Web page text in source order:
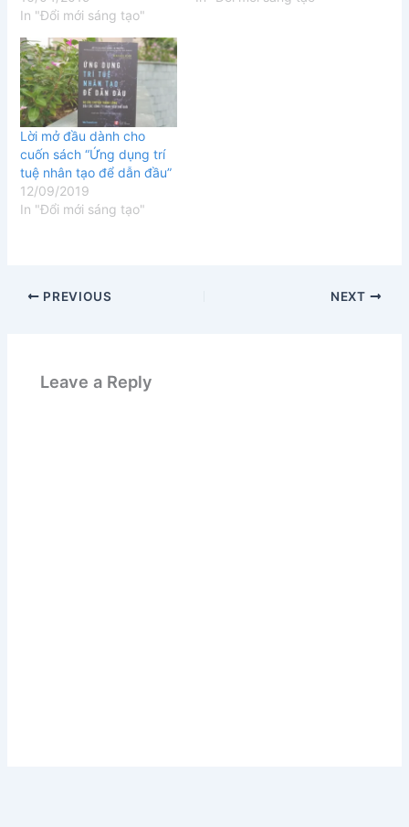
In "Đổi mới sáng tạo"
Lời mở đầu dành cho
cuốn sách “Ứng dụng trí
tuệ nhân tạo để dẫn đầu”
12/09/2019
In "Đổi mới sáng tạo"
PREVIOUS NEXT
Leave a Reply